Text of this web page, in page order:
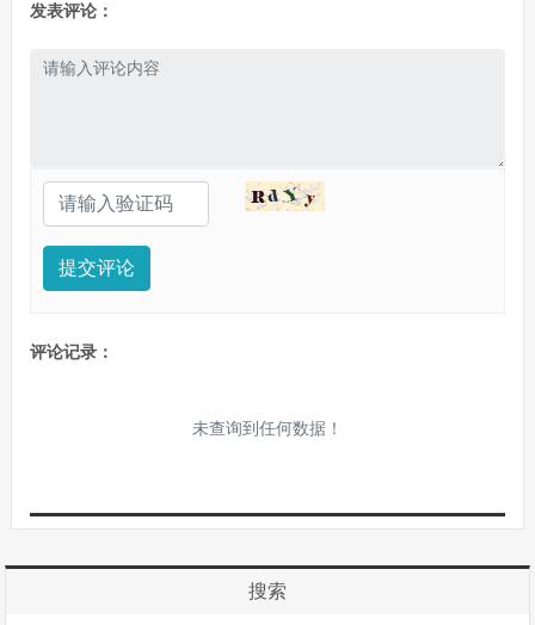
发表评论：
提交评论
评论记录：
未查询到任何数据！
搜索